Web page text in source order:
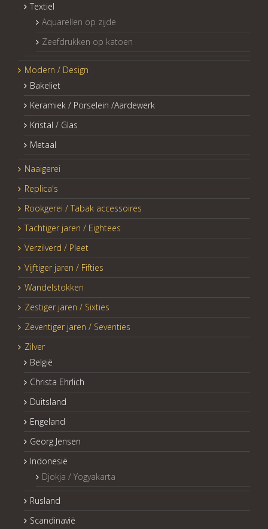
Textiel
Aquarellen op zijde
Zeefdrukken op katoen
Modern / Design
Bakeliet
Keramiek / Porselein /Aardewerk
Kristal / Glas
Metaal
Naaigerei
Replica's
Rookgerei / Tabak accessoires
Tachtiger jaren / Eightees
Verzilverd / Pleet
Vijftiger jaren / Fifties
Wandelstokken
Zestiger jaren / Sixties
Zeventiger jaren / Seventies
Zilver
België
Christa Ehrlich
Duitsland
Engeland
Georg Jensen
Indonesië
Djokja / Yogyakarta
Rusland
Scandinavië